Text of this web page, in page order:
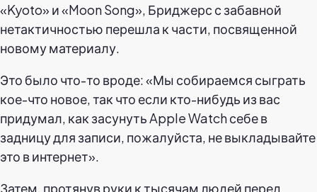
«Kyoto» и «Moon Song», Бриджерс с забавной
нетактичностью перешла к части, посвященной
новому материалу.
Это было что-то вроде: «Мы собираемся сыграть
кое-что новое, так что если кто-нибудь из вас
придумал, как засунуть Apple Watch себе в
задницу для записи, пожалуйста, не выкладывайте
это в интернет».
Затем, протянув руки к тысячам людей перед